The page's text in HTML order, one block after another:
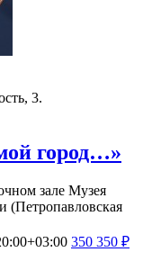
3.
город…»
зале Музея
(Петропавловская
350 350 ₽